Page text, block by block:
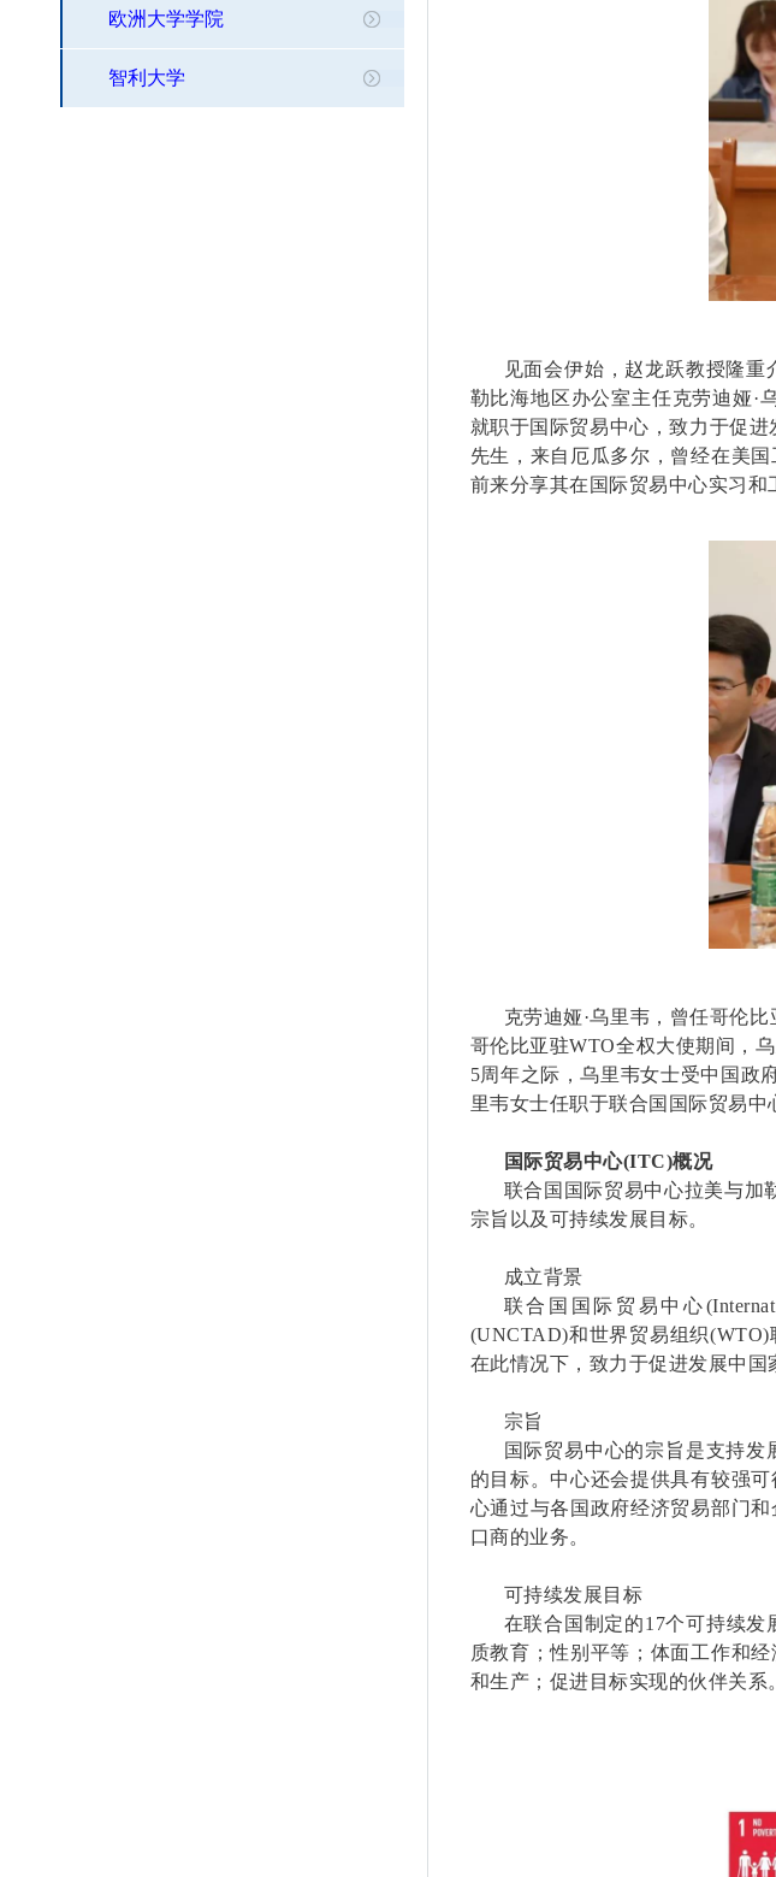
欧洲大学学院
智利大学
见面会伊始，赵龙跃教授隆
勒比海地区办公室主任克劳迪娅·
就职于国际贸易中心，致力于促
先生 ，来自厄瓜多尔，曾经在美
前来分享其在国际贸易中心实习和
克劳迪娅·乌里韦 ，曾任哥伦比
哥伦比亚驻WTO全权大使期间，
5周年之际，乌里韦女士受中国政
里韦女士任职于联合国国际贸易
国际贸易中心(ITC)概况
联合国国际贸易中心拉美与加
宗旨以及可持续发展目标。
成立背景
联合国国际贸易中心
(UNCTAD)和世界贸易组织(WTO)
在此情况下，致力于促进发展中国
宗旨
国际贸易中心的宗旨是支持
的目标。中心还会提供具有较强
心通过与各国政府经济贸易部门
口商的业务。
可持续发展目标
在联合国制定的17个可持续发
质教育；性别平等；体面工作和
和生产；促进目标实现的伙伴关系